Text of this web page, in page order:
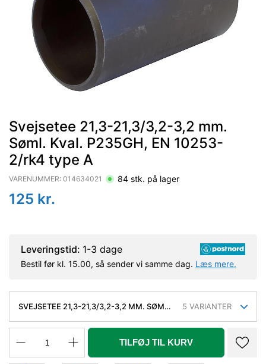
Svejsetee 21,3-21,3/3,2-3,2 mm.
Søml. Kval. P235GH, EN 10253-
2/rk4 type A
VARENUMMER: 014634021 84 stk. på lager
125 kr.
Leveringstid: 1-3 dage
Bestil før kl. 15.00, så sender vi samme dag. Læs mere.
SVEJSETEE 21,3-21,3/3,2-3,2 MM. SØML.
5 VARIANTER
TILFØJ TIL KURV